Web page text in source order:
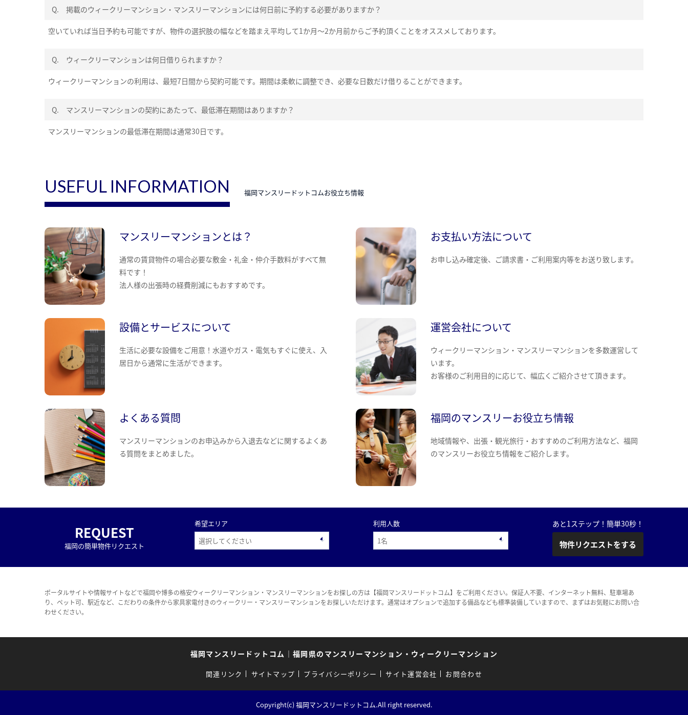
Q. 掲載のウィークリーマンション・マンスリーマンションには何日前に予約する必要がありますか？
空いていれば当日予約も可能ですが、物件の選択肢の幅などを踏まえ平均して1か月～2か月前からご予約頂くことをオススメしております。
Q. ウィークリーマンションは何日借りられますか？
ウィークリーマンションの利用は、最短7日間から契約可能です。期間は柔軟に調整でき、必要な日数だけ借りることができます。
Q. マンスリーマンションの契約にあたって、最低滞在期間はありますか？
マンスリーマンションの最低滞在期間は通常30日です。
USEFUL INFORMATION 福岡マンスリードットコムお役立ち情報
マンスリーマンションとは？
通常の賃貸物件の場合必要な敷金・礼金・仲介手数料がすべて無
料です！
法人様の出張時の経費削減にもおすすめです。
お支払い方法について
お申し込み確定後、ご請求書・ご利用案内等をお送り致します。
設備とサービスについて
生活に必要な設備をご用意！水道やガス・電気もすぐに使え、入
居日から通常に生活ができます。
運営会社について
ウィークリーマンション・マンスリーマンションを多数運営して
います。
お客様のご利用目的に応じて、幅広くご紹介させて頂きます。
よくある質問
マンスリーマンションのお申込みから入退去などに関するよくあ
る質問をまとめました。
福岡のマンスリーお役立ち情報
地域情報や、出張・観光旅行・おすすめのご利用方法など、福岡
のマンスリーお役立ち情報をご紹介します。
REQUEST
福岡の簡単物件リクエスト
希望エリア 利用人数 あと1ステップ！簡単30秒！
物件リクエストをする
ポータルサイトや情報サイトなどで福岡や博多の格安ウィークリーマンション・マンスリーマンションをお探しの方は【福岡マンスリードットコム】をご利用ください。保証人不要、インターネット無料、駐車場あ
り、ペット可、駅近など、こだわりの条件から家具家電付きのウィークリー・マンスリーマンションをお探しいただけます。通常はオプションで追加する備品なども標準装備していますので、まずはお気軽にお問い合
わせください。
福岡マンスリードットコム ｜ 福岡県のマンスリーマンション・ウィークリーマンション
関連リンク サイトマップ プライバシーポリシー サイト運営会社 お問合わせ
Copyright(c) 福岡マンスリードットコム.All right reserved.